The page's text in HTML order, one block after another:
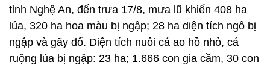
tỉnh Nghệ An, đến trưa 17/8, mưa lũ khiến 408 ha
lúa, 320 ha hoa màu bị ngập; 28 ha diện tích ngô bị
ngập và gãy đổ. Diện tích nuôi cá ao hồ nhỏ, cá
ruộng lúa bị ngập: 23 ha; 1.666 con gia cầm, 30 con